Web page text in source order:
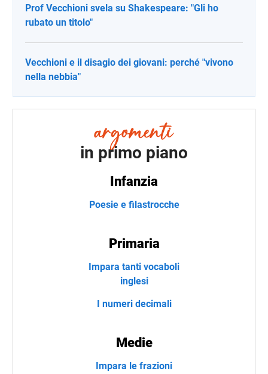
Prof Vecchioni svela su Shakespeare: "Gli ho
rubato un titolo"
Vecchioni e il disagio dei giovani: perché "vivono
nella nebbia"
in primo piano
Infanzia
Poesie e filastrocche
Primaria
Impara tanti vocaboli
inglesi
I numeri decimali
Medie
Impara le frazioni